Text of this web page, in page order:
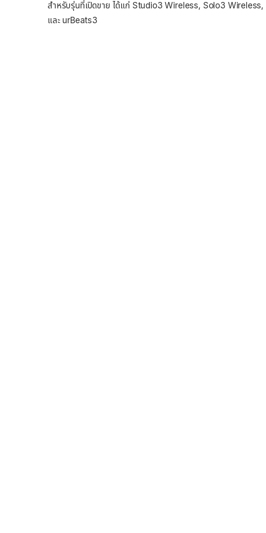
สำหรับรุ่นที่เปิดขาย ได้แก่ Studio3 Wireless, Solo3
และ urBeats3